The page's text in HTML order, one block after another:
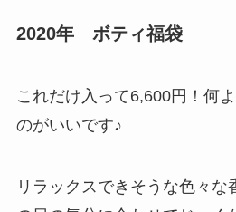
2020年 ボティ福袋
これだけ入って6,600円！何
のがいいです♪
リラックスできそうな色々な